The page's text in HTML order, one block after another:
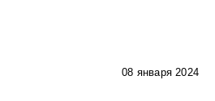
08 января 2024